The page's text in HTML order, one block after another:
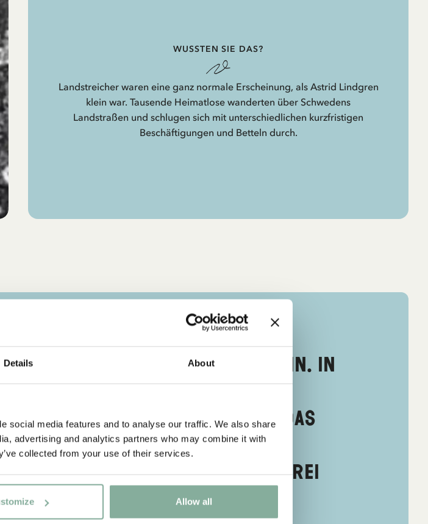
Details About
social media features and to analyse our traffic. We also share
advertising and analytics partners who may combine it with
collected from your use of their services.
Allow all
WUSSTEN SIE DAS?
Landstreicher waren eine ganz normale Erscheinung, als Astrid Lindgren
klein war. Tausende Heimatlose wanderten über Schwedens
Landstraßen und schlugen sich mit unterschiedlichen kurzfristigen
Beschäftigungen und Betteln durch.
es hieß, Landstreicher zu sein. In
Augenblick wurde ihm das
klar. Man konnte genau das
essen und schlafen und
Man war frei, so göttlich frei
im Walde.“